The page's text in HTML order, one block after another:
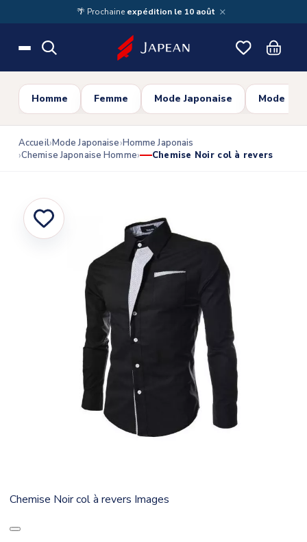
Skip to main content🌴 Prochaine expédition le 10 août ×
Homme Femme Mode Japonaise Mode
Accueil Mode Japonaise Homme Japonais
Chemise Japonaise Homme
Chemise Noir col à revers
Chemise Noir col à revers Images